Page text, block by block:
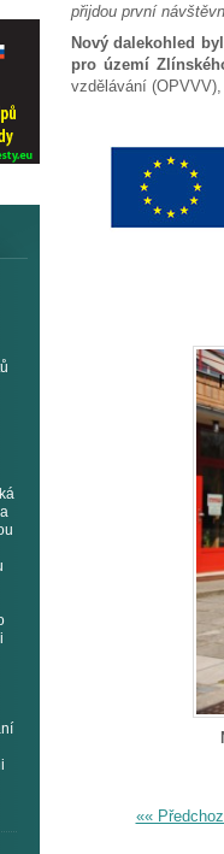
přijdou první
Nový dalekohled
pro území
vzdělávání
««